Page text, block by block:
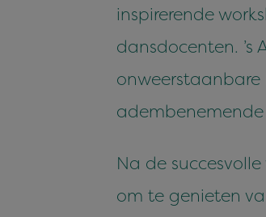
inspirerende
dansdocenten. ’s
onweerstaanbare
Na de
om te genieten